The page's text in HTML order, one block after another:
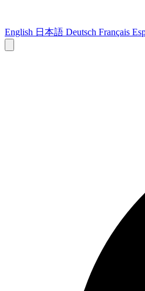
English 日本語 Deutsch Français